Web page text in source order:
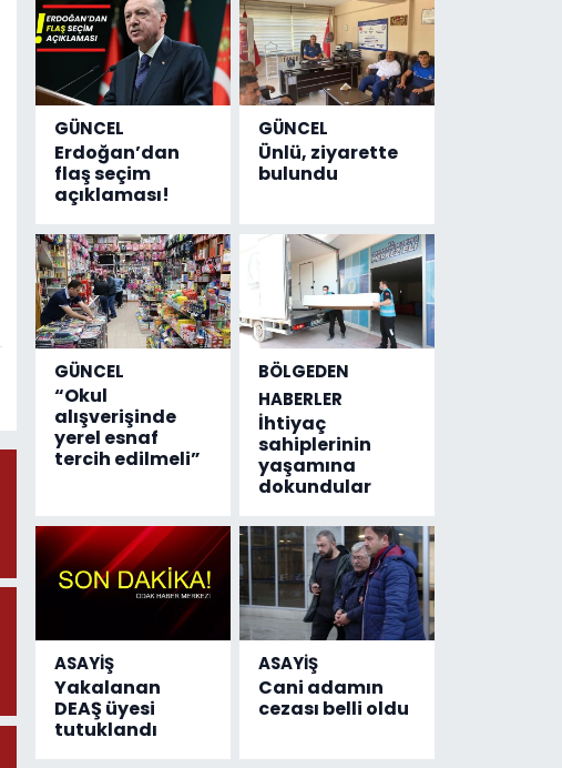
GÜNCEL
Erdoğan’dan
flaş seçim
açıklaması!
GÜNCEL
Ünlü, ziyarette
bulundu
GÜNCEL
“Okul
alışverişinde
yerel esnaf
tercih edilmeli”
BÖLGEDEN
HABERLER
İhtiyaç
sahiplerinin
yaşamına
dokundular
ASAYİŞ
Yakalanan
DEAŞ üyesi
tutuklandı
ASAYİŞ
Cani adamın
cezası belli oldu